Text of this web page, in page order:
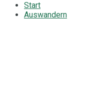
Start
Auswandern